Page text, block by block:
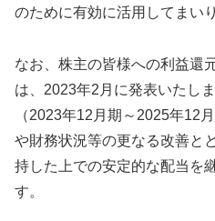
のために有効に活用してまい
なお、株主の皆様への利益還
は、2023年2月に発表いたし
（2023年12月期～2025年12
や財務状況等の更なる改善と
持した上での安定的な配当を
す。